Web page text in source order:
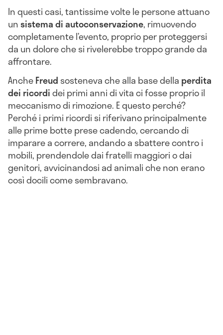
In questi casi, tantissime volte le persone attuano
unsistema di autoconservazione, rimuovendo
completamente l’evento, proprio per proteggersi
da un dolore che si rivelerebbe troppo grande da
affrontare.
AncheFreud sosteneva che alla base della perdita
dei ricordidei primi anni di vita ci fosse proprio il
meccanismo di rimozione. E questo perché?
Perché i primi ricordi si riferivano principalmente
alle prime botte prese cadendo, cercando di
imparare a correre, andando a sbattere contro i
mobili, prendendole dai fratelli maggiori o dai
genitori, avvicinandosi ad animali che non erano
così docili come sembravano.